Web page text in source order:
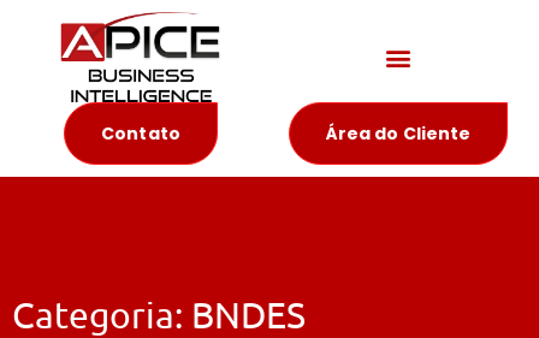
Contato Área do Cliente
Categoria: BNDES